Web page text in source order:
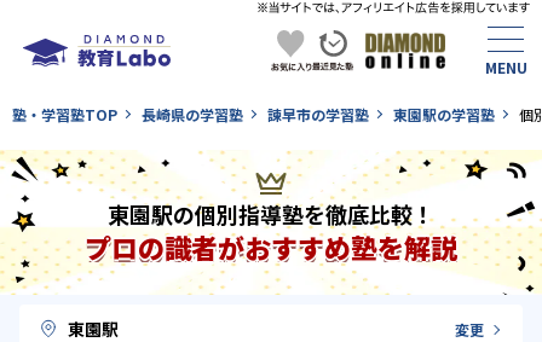
塾・学習塾TOP 長崎県の学習塾 諫早市の学習塾 東園駅の学習塾 個
東園駅の個別指導塾を徹底比較！
プロの識者がおすすめ塾を解説
東園駅 変更